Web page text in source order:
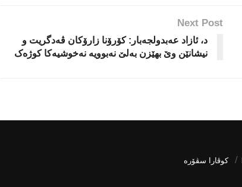
Next Post
د، ئازاد عه‌بدولجه‌بار: کۆرۆنا زارۆکان ڤەدگریت و
نیشانێن وێ بهێزن بەلێ نەبوویە نەخوشیەکا كوژەک
كوڤارا سڤۆره‌